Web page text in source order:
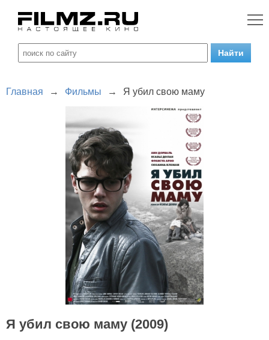
Главная → Фильмы → Я убил свою маму
Я убил свою маму (2009)